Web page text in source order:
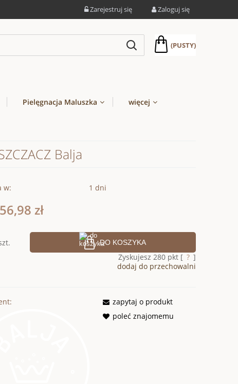
Zarejestruj się Zaloguj się
(PUSTY)
Pielęgnacja Maluszka więcej
Balja
w: 1 dni
56,98 zł
DO KOSZYKA
Zyskujesz 280pkt [ ? ]
dodaj do przechowalni
zapytaj o produkt
poleć znajomemu